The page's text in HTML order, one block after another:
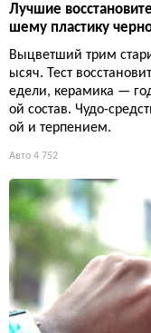
Лучшие
шему пластику
Выцветший трим
ысяч. Тест
едели, керамика —
ой состав. Чудо-
ой и терпением.
Авто 4 752